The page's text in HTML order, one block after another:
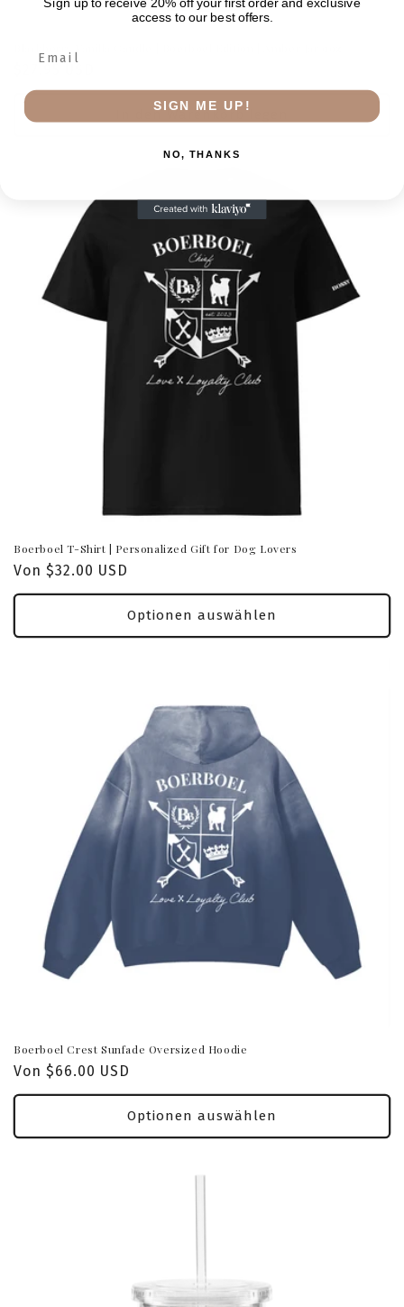
Preis
In den Warenkorb legen
Boerboel T-Shirt | Personalized Gift for Dog Lovers
Normaler
Preis
Von $32.00 USD
Optionen auswählen
Boerboel Crest Sunfade Oversized Hoodie
Normaler
Preis
Von $66.00 USD
Optionen auswählen
Sign up to receive 20% off your first order and exclusive
access to our best offers.
SIGN ME UP!
NO, THANKS